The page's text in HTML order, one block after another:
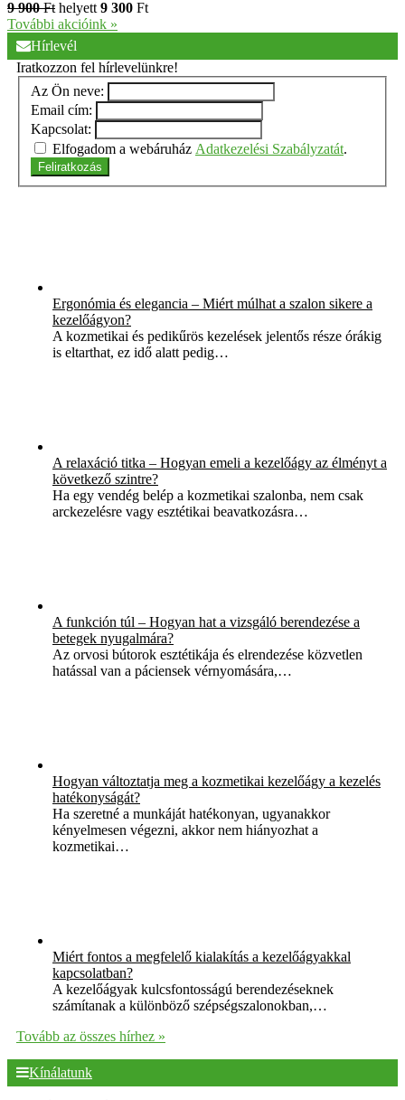
9 900 Ft helyett 9 300 Ft
További akcióink »
Hírlevél
Iratkozzon fel hírlevelünkre!
Az Ön neve:
Email cím:
Kapcsolat:
Elfogadom a webáruház Adatkezelési Szabályzatát.
Feliratkozás
Ergonómia és elegancia – Miért múlhat a szalon sikere a
kezelőágyon?
A kozmetikai és pedikűrös kezelések jelentős része órákig
is eltarthat, ez idő alatt pedig…
A relaxáció titka – Hogyan emeli a kezelőágy az élményt a
következő szintre?
Ha egy vendég belép a kozmetikai szalonba, nem csak
arckezelésre vagy esztétikai beavatkozásra…
A funkción túl – Hogyan hat a vizsgáló berendezése a
betegek nyugalmára?
Az orvosi bútorok esztétikája és elrendezése közvetlen
hatással van a páciensek vérnyomására,…
Hogyan változtatja meg a kozmetikai kezelőágy a kezelés
hatékonyságát?
Ha szeretné a munkáját hatékonyan, ugyanakkor
kényelmesen végezni, akkor nem hiányozhat a
kozmetikai…
Miért fontos a megfelelő kialakítás a kezelőágyakkal
kapcsolatban?
A kezelőágyak kulcsfontosságú berendezéseknek
számítanak a különböző szépségszalonokban,…
Tovább az összes hírhez »
Kínálatunk